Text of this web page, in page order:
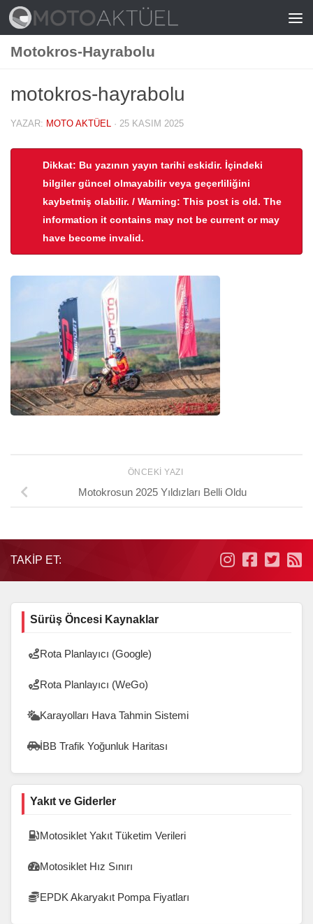
Skip to content
Motokros-Hayrabolu
motokros-hayrabolu
YAZAR: MOTO AKTÜEL · 25 KASIM 2025
Dikkat: Bu yazının yayın tarihi eskidir. İçindeki
bilgiler güncel olmayabilir veya geçerliliğini
kaybetmiş olabilir. / Warning: This post is old. The
information it contains may not be current or may
have become invalid.
ÖNCEKI YAZI
Motokrosun 2025 Yıldızları Belli Oldu
TAKIP ET:
Sürüş Öncesi Kaynaklar
Rota Planlayıcı (Google)
Rota Planlayıcı (WeGo)
Karayolları Hava Tahmin Sistemi
İBB Trafik Yoğunluk Haritası
Yakıt ve Giderler
Motosiklet Yakıt Tüketim Verileri
Motosiklet Hız Sınırı
EPDK Akaryakıt Pompa Fiyatları